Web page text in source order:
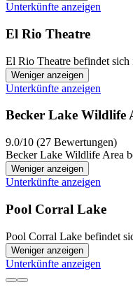
Unterkünfte anzeigen
El Rio Theatre
El Rio Theatre befindet sich
Weniger anzeigen
Unterkünfte anzeigen
Becker Lake Wildlife
9.0/10 (27 Bewertungen)
Becker Lake Wildlife Area
Weniger anzeigen
Unterkünfte anzeigen
Pool Corral Lake
Pool Corral Lake befindet
Weniger anzeigen
Unterkünfte anzeigen